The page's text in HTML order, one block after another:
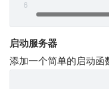
启动服务器
添加一个简单的启动函